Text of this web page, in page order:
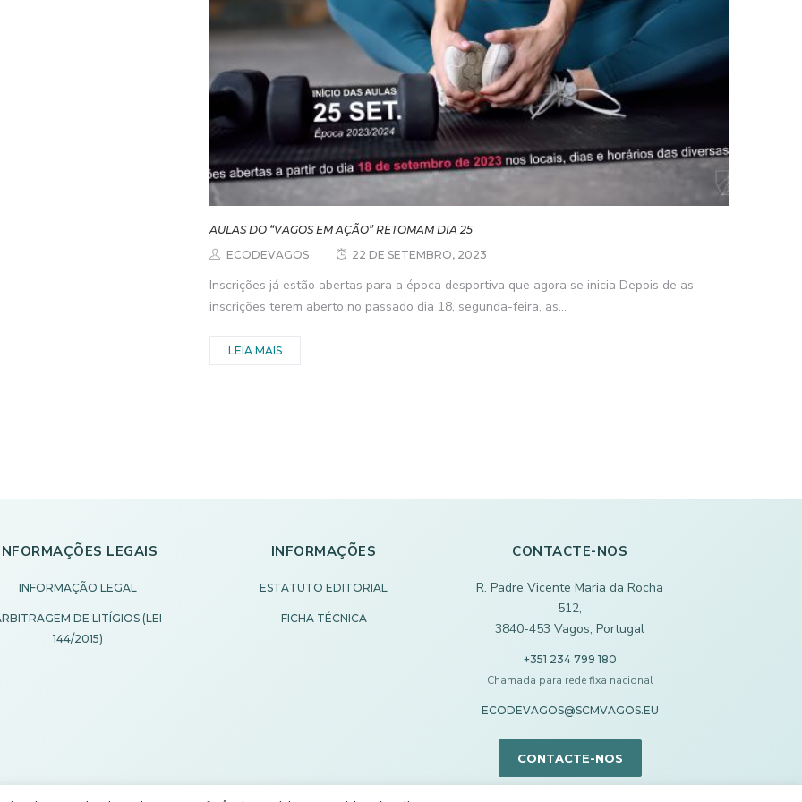
AULAS DO “VAGOS EM AÇÃO” RETOMAM DIA 25
ECODEVAGOS
22 DE SETEMBRO, 2023
Inscrições já estão abertas para a época desportiva que agora se inicia Depois de as
inscrições terem aberto no passado dia 18, segunda-feira, as...
LEIA MAIS
LEGAIS
INFORMAÇÃO LEGAL
DE LITÍGIOS (LEI
144/2015)
INFORMAÇÕES
ESTATUTO EDITORIAL
FICHA TÉCNICA
CONTACTE-NOS
R. Padre Vicente Maria da Rocha
512,
3840-453 Vagos, Portugal
+351 234 799 180
Chamada para rede fixa nacional
ECODEVAGOS@SCMVAGOS.EU
CONTACTE-NOS